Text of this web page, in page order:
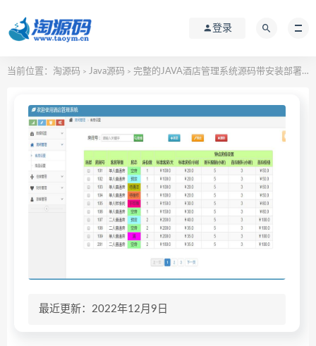
登录
当前位置： 淘源码 > Java源码 > 完整的JAVA酒店管理系统源码带安装部署文档
最近更新：2022年12月9日